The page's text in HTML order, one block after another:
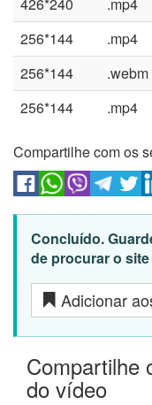
256*144
.mp4
256*144
.webm
256*144
.mp4
Compartilhe com os
Concluído.
de procurar o
Adicionar
Compartilhe
do vídeo